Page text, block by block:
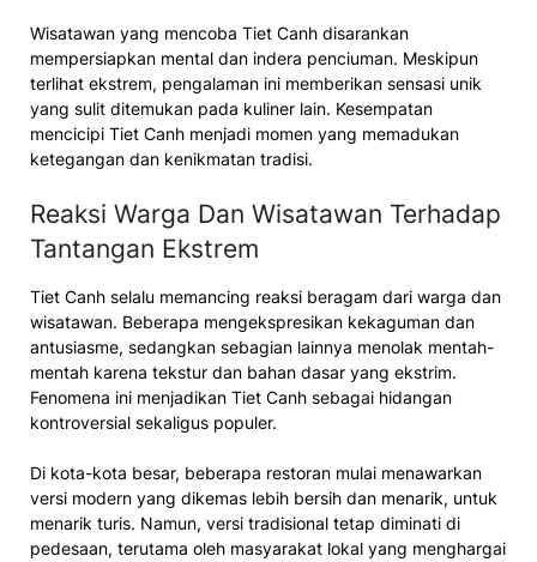
Wisatawan yang mencoba Tiet Canh disarankan
mempersiapkan mental dan indera penciuman. Meskipun
terlihat ekstrem, pengalaman ini memberikan sensasi unik
yang sulit ditemukan pada kuliner lain. Kesempatan
mencicipi Tiet Canh menjadi momen yang memadukan
ketegangan dan kenikmatan tradisi.
Reaksi Warga Dan Wisatawan Terhadap
Tantangan Ekstrem
Tiet Canh selalu memancing reaksi beragam dari warga dan
wisatawan. Beberapa mengekspresikan kekaguman dan
antusiasme, sedangkan sebagian lainnya menolak mentah-
mentah karena tekstur dan bahan dasar yang ekstrim.
Fenomena ini menjadikan Tiet Canh sebagai hidangan
kontroversial sekaligus populer.
Di kota-kota besar, beberapa restoran mulai menawarkan
versi modern yang dikemas lebih bersih dan menarik, untuk
menarik turis. Namun, versi tradisional tetap diminati di
pedesaan, terutama oleh masyarakat lokal yang menghargai